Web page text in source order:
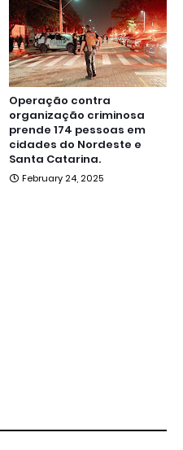
Operação contra
organização criminosa
prende 174 pessoas em
cidades do Nordeste e
Santa Catarina.
February 24, 2025